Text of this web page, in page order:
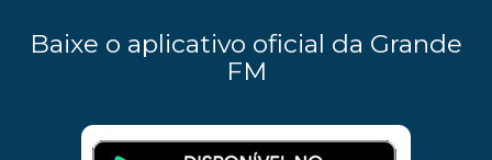
Baixe o aplicativo oficial da Grande
FM